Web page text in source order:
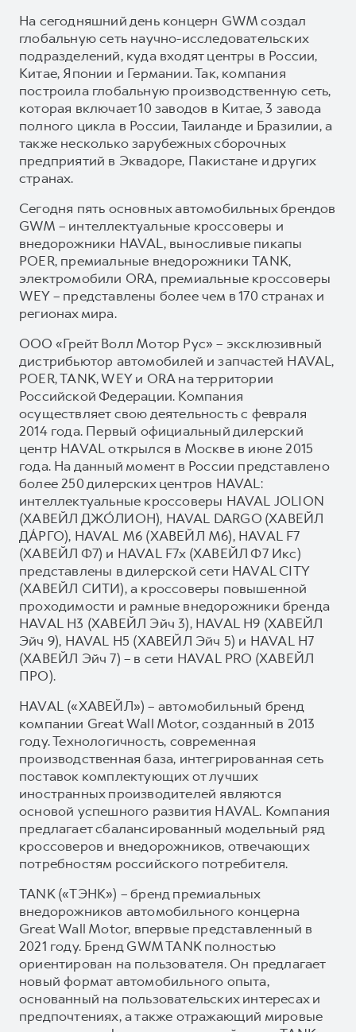
На сегодняшний день концерн GWM создал
глобальную сеть научно-исследовательских
подразделений, куда входят центры в России,
Китае, Японии и Германии. Так, компания
построила глобальную производственную сеть,
которая включает 10 заводов в Китае, 3 завода
полного цикла в России, Таиланде и Бразилии, а
также несколько зарубежных сборочных
предприятий в Эквадоре, Пакистане и других
странах.
Сегодня пять основных автомобильных брендов
GWM – интеллектуальные кроссоверы и
внедорожники HAVAL, выносливые пикапы
POER, премиальные внедорожники TANK,
электромобили ORA, премиальные кроссоверы
WEY – представлены более чем в 170 странах и
регионах мира.
ООО «Грейт Волл Мотор Рус» – эксклюзивный
дистрибьютор автомобилей и запчастей HAVAL,
POER, TANK, WEY и ORA на территории
Российской Федерации. Компания
осуществляет свою деятельность с февраля
2014 года. Первый официальный дилерский
центр HAVAL открылся в Москве в июне 2015
года. На данный момент в России представлено
более 250 дилерских центров HAVAL:
интеллектуальные кроссоверы HAVAL JOLION
(ХАВЕЙЛ ДЖО́ЛИОН), HAVAL DARGO (ХАВЕЙЛ
ДА́РГО), HAVAL М6 (ХАВЕЙЛ M6), HAVAL F7
(ХАВЕЙЛ Ф7) и HAVAL F7x (ХАВЕЙЛ Ф7 Икс)
представлены в дилерской сети HAVAL CITY
(ХАВЕЙЛ СИТИ), а кроссоверы повышенной
проходимости и рамные внедорожники бренда
HAVAL H3 (ХАВЕЙЛ Эйч 3), HAVAL H9 (ХАВЕЙЛ
Эйч 9), HAVAL H5 (ХАВЕЙЛ Эйч 5) и HAVAL H7
(ХАВЕЙЛ Эйч 7) – в сети HAVAL PRO (ХАВЕЙЛ
ПРО).
HAVAL («ХАВЕЙЛ») – автомобильный бренд
компании Great Wall Motor, созданный в 2013
году. Технологичность, современная
производственная база, интегрированная сеть
поставок комплектующих от лучших
иностранных производителей являются
основой успешного развития HAVAL. Компания
предлагает сбалансированный модельный ряд
кроссоверов и внедорожников, отвечающих
потребностям российского потребителя.
TANK («ТЭНК») – бренд премиальных
внедорожников автомобильного концерна
Great Wall Motor, впервые представленный в
2021 году. Бренд GWM TANK полностью
ориентирован на пользователя. Он предлагает
новый формат автомобильного опыта,
основанный на пользовательских интересах и
предпочтениях, а также отражающий мировые